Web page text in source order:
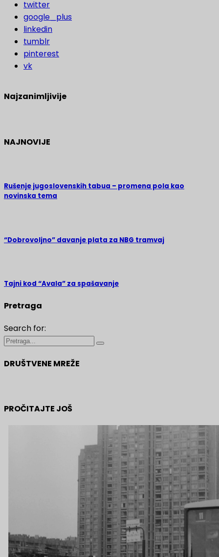
twitter
google_plus
linkedin
tumblr
pinterest
vk
Najzanimljivije
NAJNOVIJE
Rušenje jugoslovenskih tabua – promena pola kao
novinska tema
“Dobrovoljno” davanje plata za NBG tramvaj
Tajni kod “Avala” za spašavanje
Pretraga
Search for:
DRUŠTVENE MREŽE
PROČITAJTE JOŠ